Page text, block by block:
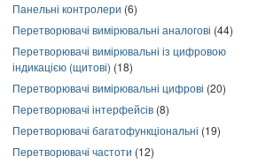
Панельні контролери (6)
Перетворювачі вимірювальні аналогові (44)
Перетворювачі вимірювальні із цифровою
індикацією (щитові) (18)
Перетворювачі вимірювальні цифрові (20)
Перетворювачі інтерфейсів (8)
Перетворювачі багатофункціональні (19)
Перетворювачі частоти (12)